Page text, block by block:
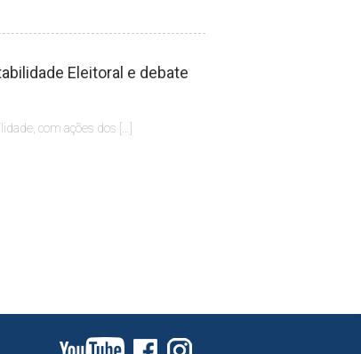
Eleitoral e debate
com ações dos […]